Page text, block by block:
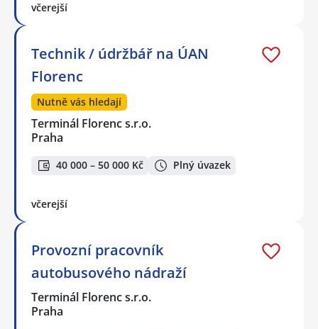
včerejší
Technik / údržbář na ÚAN
Florenc
Nutně vás hledají
Terminál Florenc s.r.o.
Praha
40 000 – 50 000 Kč Plný úvazek
včerejší
Provozní pracovník
autobusového nádraží
Terminál Florenc s.r.o.
Praha